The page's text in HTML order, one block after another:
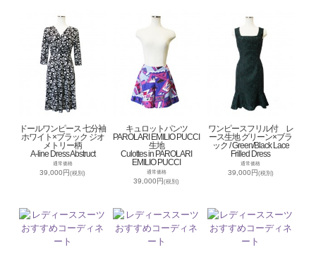
ドールワンピース 七分袖
ホワイト×ブラック ジオ
メトリー柄
A-line Dress Abstruct
通常価格
39,000円(税別)
キュロットパンツ
PAROLARI EMILIO PUCCI
生地
Culottes in PAROLARI
EMILIO PUCCI
通常価格
39,000円(税別)
ワンピースフリル付 レ
ース生地 グリーン×ブラ
ック / Green/Black Lace
Frilled Dress
通常価格
39,000円(税別)